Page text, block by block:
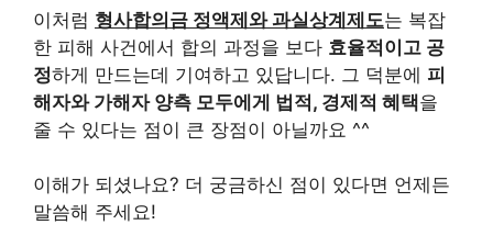
이처럼 형사합의금 정액제와 과실상계제도는 복잡
한 피해 사건에서 합의 과정을 보다 효율적이고 공
정하게 만드는데 기여하고 있답니다. 그 덕분에 피
해자와 가해자 양측 모두에게 법적, 경제적 혜택을
줄 수 있다는 점이 큰 장점이 아닐까요 ^^
이해가 되셨나요? 더 궁금하신 점이 있다면 언제든
말씀해 주세요!